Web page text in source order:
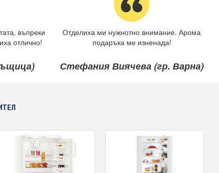
въпреки
отлично!
Отделиха ми нужнотно внимание. Арома
подаръка ме изненада!
Стефания Виячева (гр. Варна)